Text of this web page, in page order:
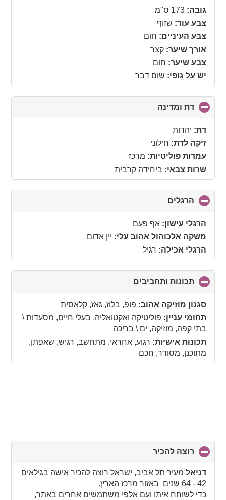
גובה: 173 ס"מ
צבע עור: שזוף
צבע העיניים: חום
אורך שיער: קצר
צבע שיער: חום
יש על גופי: שום דבר
דת ומדינה
to
דת: יהדות
זיקה לדת: חילוני
עמדות פוליטיות: מרכז
שרות צבאי: ביחידה קרבית
הרגלים
to
collapse
contents
הרגלי עישון: אף פעם
משקה אלכוהול אהוב עלי: יין אדום
הרגלי אכילה: רגיל
תכונות ותחביבים
to
collapse
contents
סגנון מוזיקה אהוב: פופ, בלוז, גאז, קלאסית
תחומי עניין: פוליטיקה ואקטואליה, בעלי חיים, מסעדות \
בתי קפה, מוזיקה, ים \ בריכה
תכונות אישיות: רגוע, אחראי, מתחשב, רגיש, שאפתן,
מתוכנן, מסודר, חכם
רוצה להכיר
to
collapse
contents
דניאל מעיר תל אביב, ישראל רוצה להכיר אישה בגילאים
42 - 64 שנים באזור מרכז הארץ.
כדי לשוחח איתו ועם אלפי משתמשים אחרים באתר,